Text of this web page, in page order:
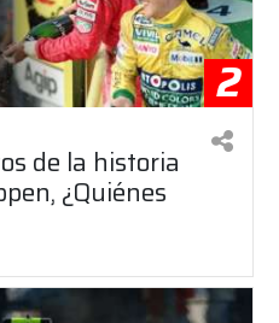
2
de la historia
¿Quiénes